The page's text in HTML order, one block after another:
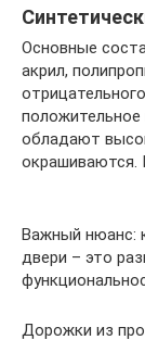
Основные
акрил,
положительное
обладают
окрашиваются.
Важный нюанс:
двери – это
Дорожки из